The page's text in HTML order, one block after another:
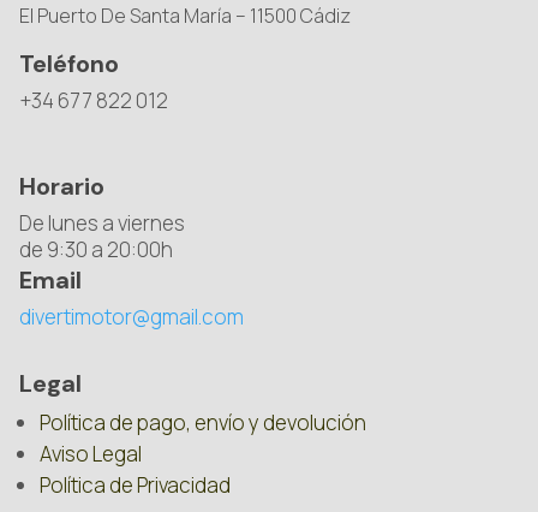
El Puerto De Santa María – 11500 Cádiz
Teléfono
+34 677 822 012
Horario
De lunes a viernes
de 9:30 a 20:00h
Email
divertimotor@gmail.com
Legal
Política de pago, envío y devolución
Aviso Legal
Política de Privacidad